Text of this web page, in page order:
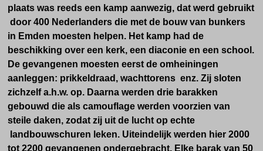
plaats was reeds een kamp aanwezig, dat werd gebruikt
door 400 Nederlanders die met de bouw van bunkers
in Emden moesten helpen. Het kamp had de
beschikking over een kerk, een diaconie en een school.
De gevangenen moesten eerst de omheiningen
aanleggen: prikkeldraad, wachttorens enz. Zij sloten
zichzelf a.h.w. op. Daarna werden drie barakken
gebouwd die als camouflage werden voorzien van
steile daken, zodat zij uit de lucht op echte
landbouwschuren leken. Uiteindelijk werden hier 2000
tot 2200 gevangenen ondergebracht. Elke barak van 50